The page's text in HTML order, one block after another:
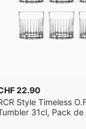
22.90
Style Timeless
31cl, Pack de